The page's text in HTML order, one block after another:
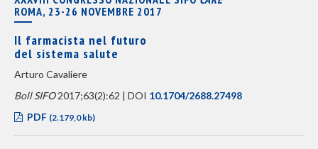
ROMA, 23-26 NOVEMBRE 2017
Il farmacista nel futuro
del sistema salute
Arturo Cavaliere
Boll SIFO2017;63(2):62 | DOI 10.1704/2688.27498
PDF (2.179,0 kb)